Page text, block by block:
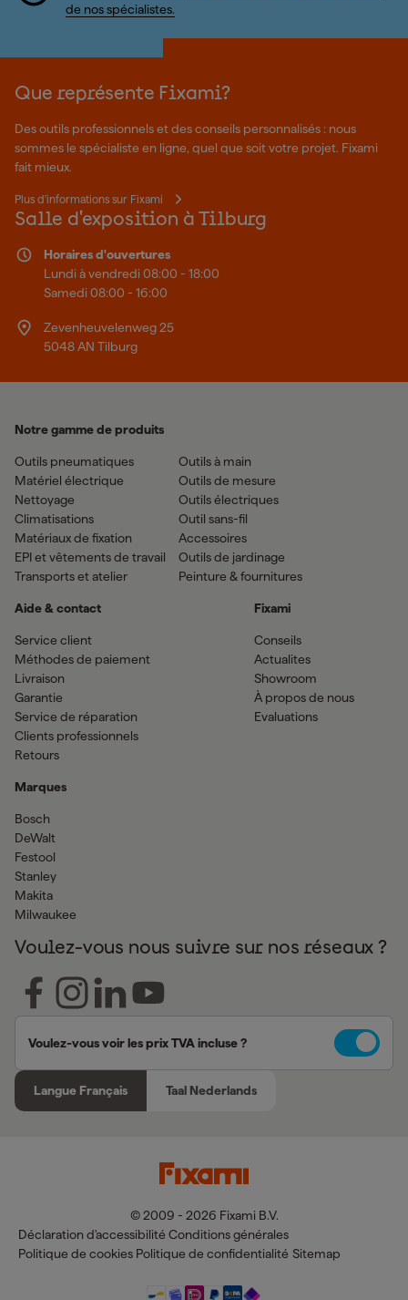
de nos spécialistes.
Que représente Fixami?
Des outils professionnels et des conseils personnalisés : nous
sommes le spécialiste en ligne, quel que soit votre projet. Fixami
fait mieux.
Plus d'informations sur Fixami
Salle d'exposition à Tilburg
Horaires d'ouvertures
Lundi à vendredi 08:00 - 18:00
Samedi 08:00 - 16:00
Zevenheuvelenweg 25
5048 AN Tilburg
Notre gamme de produits
Outils pneumatiques
Matériel électrique
Nettoyage
Climatisations
Matériaux de fixation
EPI et vêtements de travail
Transports et atelier
Outils à main
Outils de mesure
Outils électriques
Outil sans-fil
Accessoires
Outils de jardinage
Peinture & fournitures
Aide & contact
Service client
Méthodes de paiement
Livraison
Garantie
Service de réparation
Clients professionnels
Retours
Marques
Bosch
DeWalt
Festool
Stanley
Makita
Milwaukee
Fixami
Conseils
Actualites
Showroom
À propos de nous
Evaluations
Voulez-vous nous suivre sur nos réseaux ?
Voulez-vous voir les prix TVA incluse ?
Langue Français Taal Nederlands
© 2009 - 2026 Fixami B.V.
Déclaration d'accessibilité Conditions générales
Politique de cookies Politique de confidentialité Sitemap